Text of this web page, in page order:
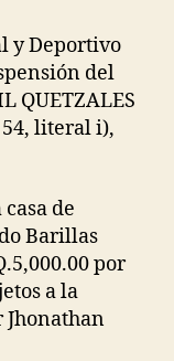
y Deportivo
del
QUETZALES
54, literal i),
de
Barillas
por
a la